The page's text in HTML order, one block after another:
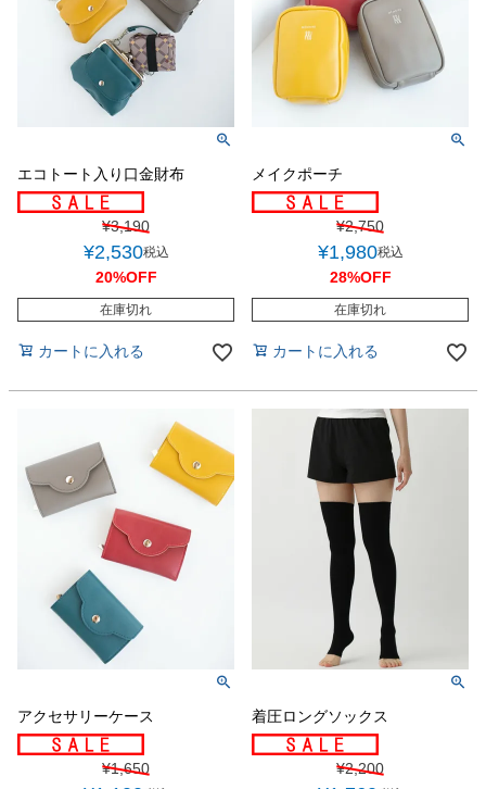
エコトート入り口金財布
¥3,190
¥2,530税込
20%OFF
在庫切れ
カートに入れる
メイクポーチ
¥2,750
¥1,980税込
28%OFF
在庫切れ
カートに入れる
アクセサリーケース
¥1,650
着圧ロングソックス
¥2,200